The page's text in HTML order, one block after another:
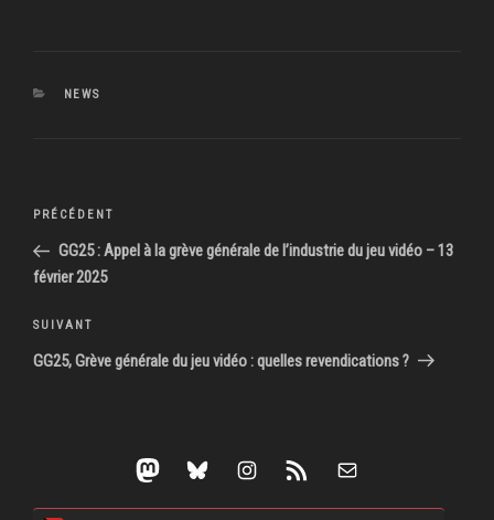
CATÉGORIES
NEWS
Navigation
l’article
Article
précédent
PRÉCÉDENT
GG25 : Appel à la grève générale de l’industrie du jeu vidéo – 13
février 2025
Article
suivant
SUIVANT
GG25, Grève générale du jeu vidéo : quelles revendications ?
Mastodon Bluesky Instagram Flux RSS E-mail